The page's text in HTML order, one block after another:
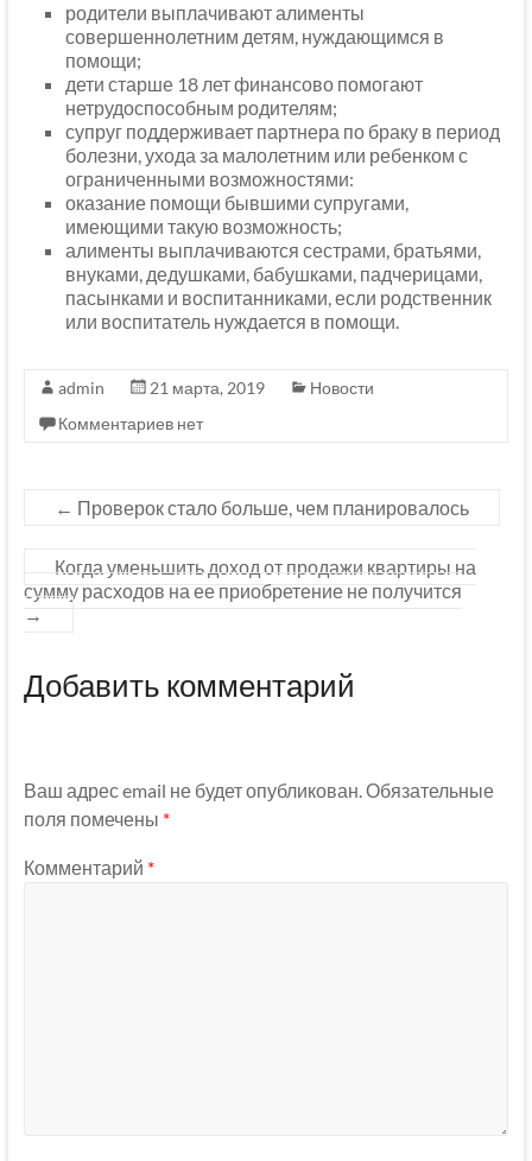
родители выплачивают алименты
совершеннолетним детям, нуждающимся в
помощи;
дети старше 18 лет финансово помогают
нетрудоспособным родителям;
супруг поддерживает партнера по браку в период
болезни, ухода за малолетним или ребенком с
ограниченными возможностями:
оказание помощи бывшими супругами,
имеющими такую возможность;
алименты выплачиваются сестрами, братьями,
внуками, дедушками, бабушками, падчерицами,
пасынками и воспитанниками, если родственник
или воспитатель нуждается в помощи.
admin 21 марта, 2019
Новости
Комментариев нет
← Проверок стало больше, чем планировалось
Когда уменьшить доход от продажи квартиры на
сумму расходов на ее приобретение не получится
→
Добавить комментарий
Ваш адрес email не будет опубликован. Обязательные
поля помечены *
Комментарий *